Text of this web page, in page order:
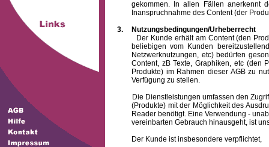
gekommen. In allen Fällen anerkennt
Inanspruchnahme des Content (der
3.
Nutzungsbedingungen/Urheberrecht
Der Kunde erhält am Content (den
beliebigen vom Kunden
Netzwerknutzungen, etc) bedürfen
Content, zB Texte, Graphiken, etc (den
Produkte) im Rahmen dieser AGB zu
Verfügung zu stellen.
Die Dienstleistungen umfassen den Zugriff
(Produkte) mit der Möglichkeit des
Reader benötigt. Eine Verwendung -
vereinbarten Gebrauch hinausgeht, ist
Der Kunde ist insbesondere verpflichtet,